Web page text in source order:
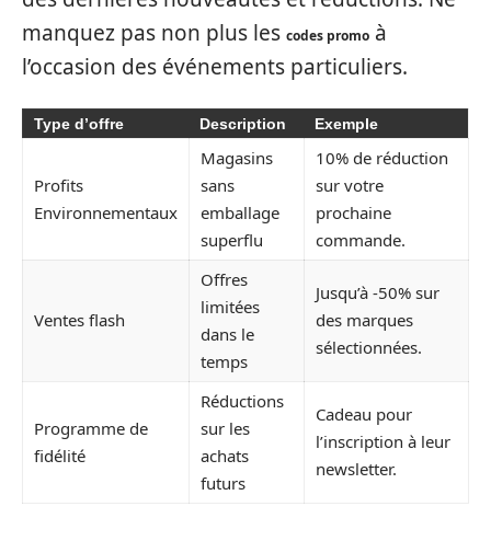
manquez pas non plus les codes promo à
l’occasion des événements particuliers.
Type d’offre Description Exemple
Profits
Environnementaux
Magasins
sans
emballage
superflu
10% de réduction
sur votre
prochaine
commande.
Ventes flash
Offres
limitées
dans le
temps
Jusqu’à -50% sur
des marques
sélectionnées.
Programme de
fidélité
Réductions
sur les
achats
futurs
Cadeau pour
l’inscription à leur
newsletter.